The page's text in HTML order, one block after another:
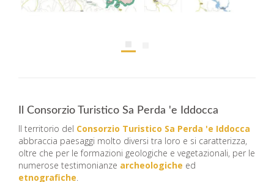
Il Consorzio Turistico Sa Perda 'e Iddocca
Il territorio del Consorzio Turistico Sa Perda 'e Iddocca
abbraccia paesaggi molto diversi tra loro e si caratterizza,
oltre che per le formazioni geologiche e vegetazionali, per le
numerose testimonianze archeologiche ed
etnografiche.